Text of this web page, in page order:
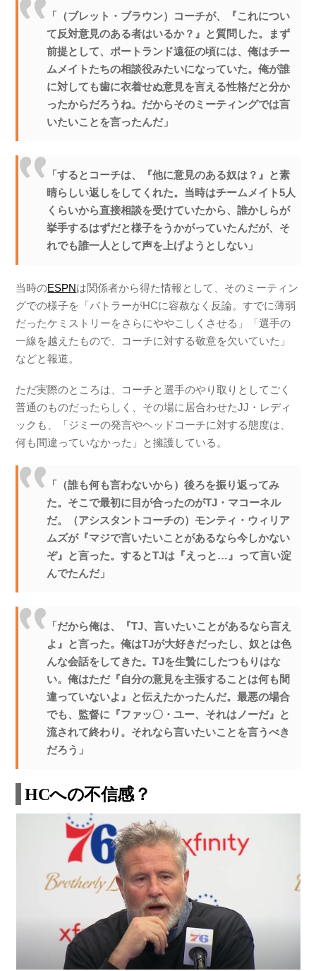
「（ブレット・ブラウン）コーチが、『これについ
て反対意見のある者はいるか？』と質問した。まず
前提として、ポートランド遠征の頃には、俺はチー
ムメイトたちの相談役みたいになっていた。俺が誰
に対しても歯に衣着せぬ意見を言える性格だと分か
ったからだろうね。だからそのミーティングでは言
いたいことを言ったんだ」
「するとコーチは、『他に意見のある奴は？』と素
晴らしい返しをしてくれた。当時はチームメイト5人
くらいから直接相談を受けていたから、誰かしらが
挙手するはずだと様子をうかがっていたんだが、そ
れでも誰一人として声を上げようとしない」
当時のESPNは関係者から得た情報として、そのミーティン
グでの様子を「バトラーがHCに容赦なく反論。すでに薄弱
だったケミストリーをさらにややこしくさせる」「選手の
一線を越えたもので、コーチに対する敬意を欠いていた」
などと報道。
ただ実際のところは、コーチと選手のやり取りとしてごく
普通のものだったらしく、その場に居合わせたJJ・レディ
ックも、「ジミーの発言やヘッドコーチに対する態度は、
何も間違っていなかった」と擁護している。
「（誰も何も言わないから）後ろを振り返ってみ
た。そこで最初に目が合ったのがTJ・マコーネル
だ。（アシスタントコーチの）モンティ・ウィリア
ムズが『マジで言いたいことがあるなら今しかない
ぞ』と言った。するとTJは『えっと…』って言い淀
んでたんだ」
「だから俺は、『TJ、言いたいことがあるなら言え
よ』と言った。俺はTJが大好きだったし、奴とは色
んな会話をしてきた。TJを生贄にしたつもりはな
い。俺はただ『自分の意見を主張することは何も間
違っていないよ』と伝えたかったんだ。最悪の場合
でも、監督に『ファッ〇・ユー、それはノーだ』と
流されて終わり。それなら言いたいことを言うべき
だろう」
HCへの不信感？